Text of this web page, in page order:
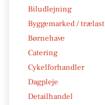
Biludlejning
Byggemarked / trælast
Børnehave
Catering
Cykelforhandler
Dagpleje
Detailhandel